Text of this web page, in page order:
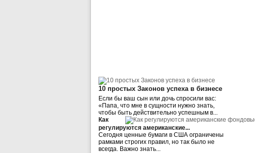
10 простых Законов успеха в бизнесе
Если бы ваш сын или дочь спросили вас:
«Папа, что мне в сущности нужно знать,
чтобы быть действительно успешным в...
Как
регулируются американские...
Сегодня ценные бумаги в США ограничены
рамками строгих правил, но так было не
всегда. Важно знать...